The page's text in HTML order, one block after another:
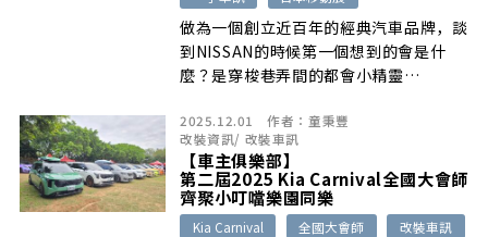
做為一個創立近百年的經典汽車品牌，談
到NISSAN的時候第一個想到的會是什
麼？是穿梭巷弄間的都會小精靈
的東瀛戰神GT-R，還是不用充電的電動
車e-POWER技術？現在就跟著我們一起
來到所有故事開始的城市：日本橫濱，展
開一趟貫穿過去、現在與未來的NISSAN
時光之旅。
2025.12.01 作者： 童秉豐
改裝資訊/ 改裝車訊
【車主俱樂部】
第二屆2025 Kia Carnival全國大會師
齊聚小叮噹樂園同樂
Kia Carnival 全國大會師
改裝車訊